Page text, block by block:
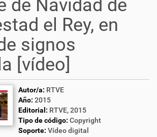
de Navidad de
el Rey, en
signos
[vídeo]
Autor/a: RTVE
Año: 2015
Editorial: RTVE, 2015
Tipo de código: Copyright
Soporte: Vídeo digital